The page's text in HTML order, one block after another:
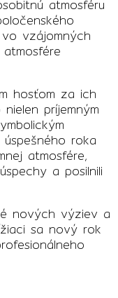
atmosféru
vzájomných
hosťom za ich
príjemným
roka
atmosfére,
a posilnili
nových výziev a
sa nový rok